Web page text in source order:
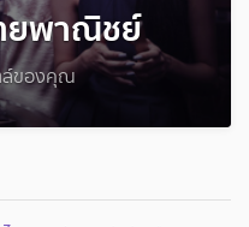
ยพาณิชย์
ล์ของคุณ